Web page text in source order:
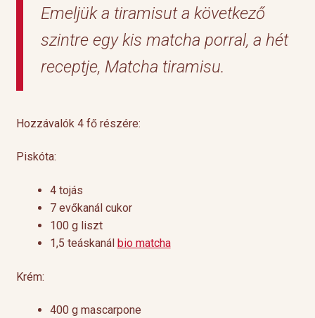
Emeljük a tiramisut a következő
szintre egy kis matcha porral, a hét
receptje, Matcha tiramisu.
Hozzávalók 4 fő részére:
Piskóta:
4 tojás
7 evőkanál cukor
100 g liszt
1,5 teáskanál bio matcha
Krém:
400 g mascarpone